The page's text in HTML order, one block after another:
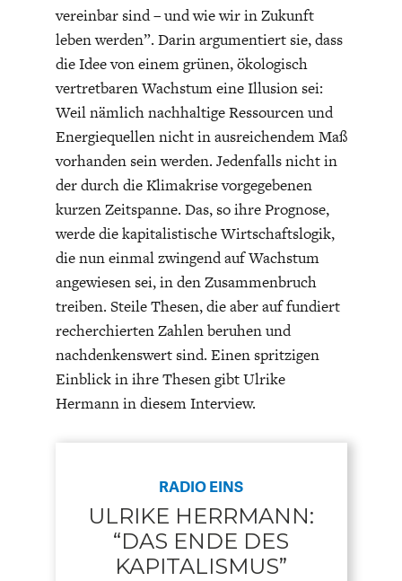
vereinbar sind – und wie wir in Zukunft
leben werden”. Darin argumentiert sie, dass
die Idee von einem grünen, ökologisch
vertretbaren Wachstum eine Illusion sei:
Weil nämlich nachhaltige Ressourcen und
Energiequellen nicht in ausreichendem Maß
vorhanden sein werden. Jedenfalls nicht in
der durch die Klimakrise vorgegebenen
kurzen Zeitspanne. Das, so ihre Prognose,
werde die kapitalistische Wirtschaftslogik,
die nun einmal zwingend auf Wachstum
angewiesen sei, in den Zusammenbruch
treiben. Steile Thesen, die aber auf fundiert
recherchierten Zahlen beruhen und
nachdenkenswert sind. Einen spritzigen
Einblick in ihre Thesen gibt Ulrike
Hermann in diesem Interview.
RADIO EINS
ULRIKE HERRMANN:
“DAS ENDE DES
KAPITALISMUS”